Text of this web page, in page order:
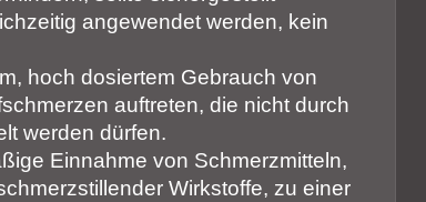
angewendet werden, kein
hoch dosiertem Gebrauch von
auftreten, die nicht durch
werden dürfen.
Einnahme von Schmerzmitteln,
Wirkstoffe, zu einer